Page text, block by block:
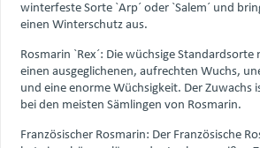
winterfeste Sorte `Arp´ oder `Salem´ und
einen Winterschutz aus.
Rosmarin `Rex´: Die wüchsige
einen ausgeglichenen, aufrechten Wuchs,
und eine enorme Wüchsigkeit. Der Zuwachs
bei den meisten Sämlingen von Rosmarin.
Französischer Rosmarin: Der Französische